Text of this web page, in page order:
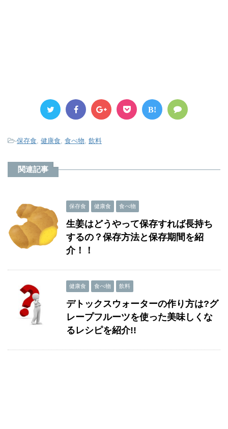
B!
-保存食, 健康食, 食べ物, 飲料
関連記事
保存食 健康食 食べ物
生姜はどうやって保存すれば長持ち
するの？保存方法と保存期間を紹
介！！
健康食 食べ物 飲料
デトックスウォーターの作り方は?グ
レープフルーツを使った美味しくな
るレシピを紹介!!